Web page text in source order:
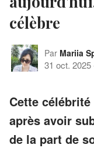
célèbre
Par Mariia
31 oct. 2025
Cette
après avoir
de la part de